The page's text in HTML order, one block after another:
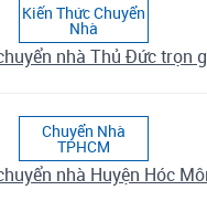
Kiến Thức Chuyển
Nhà
nhà Thủ Đức trọn
Chuyển Nhà
TPHCM
nhà Huyện Hóc